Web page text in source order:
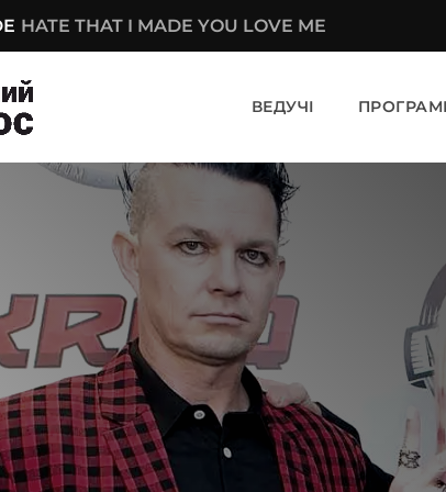
HATE THAT I MADE YOU LOVE ME
ВЕДУЧІ